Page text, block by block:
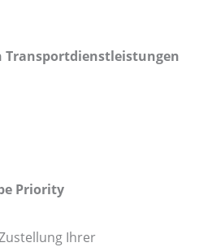
Transportdienstleistungen
Priority
Ihrer